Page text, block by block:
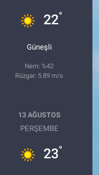
22°
Güneşli
Nem: %42
Rüzgar: 5.89 m/s
13 AĞUSTOS
PERŞEMBE
23°